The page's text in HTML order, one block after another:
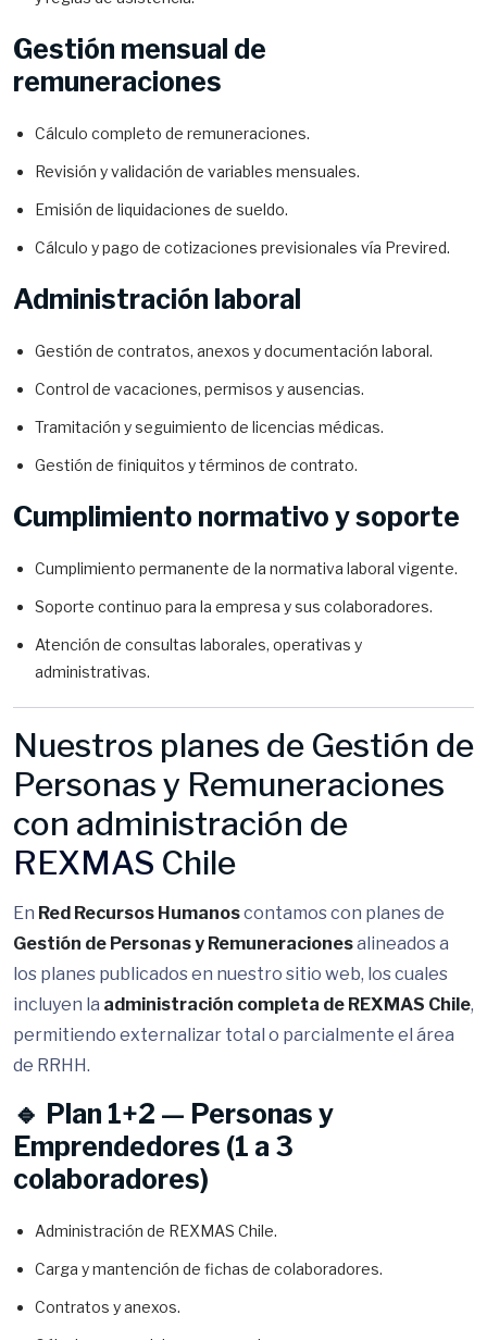
Gestión mensual de
remuneraciones
Cálculo completo de remuneraciones.
Revisión y validación de variables mensuales.
Emisión de liquidaciones de sueldo.
Cálculo y pago de cotizaciones previsionales vía Previred.
Administración laboral
Gestión de contratos, anexos y documentación laboral.
Control de vacaciones, permisos y ausencias.
Tramitación y seguimiento de licencias médicas.
Gestión de finiquitos y términos de contrato.
Cumplimiento normativo y soporte
Cumplimiento permanente de la normativa laboral vigente.
Soporte continuo para la empresa y sus colaboradores.
Atención de consultas laborales, operativas y
administrativas.
Nuestros planes de Gestión de
Personas y Remuneraciones
con administración de
REXMAS Chile
En Red Recursos Humanoscontamos con planes de
Gestión de Personas y Remuneracionesalineados a
los planes publicados en nuestro sitio web, los cuales
incluyen la administración completa de REXMAS Chile,
permitiendo externalizar total o parcialmente el área
de RRHH.
🔹 Plan 1+2 — Personas y
Emprendedores (1 a 3
colaboradores)
Administración de REXMAS Chile.
Carga y mantención de fichas de colaboradores.
Contratos y anexos.